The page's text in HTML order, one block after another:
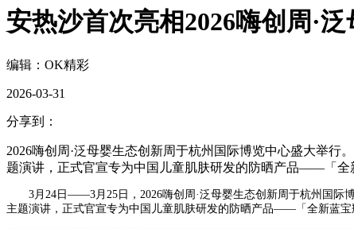
安热沙首次亮相2026嗨创周·
编辑：OK精彩
2026-03-31
分享到：
2026嗨创周·泛母婴生态创新周于杭州国际博览中心盛大举
题演讲，正式官宣专为中国儿童肌肤研发的防晒产品——「全
3月24日——3月25日，2026嗨创周·泛母婴生态创新周于杭州国际
主题演讲，正式官宣专为中国儿童肌肤研发的防晒产品——「全新蓝宝